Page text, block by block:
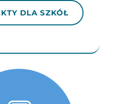
DLA SZKÓŁ